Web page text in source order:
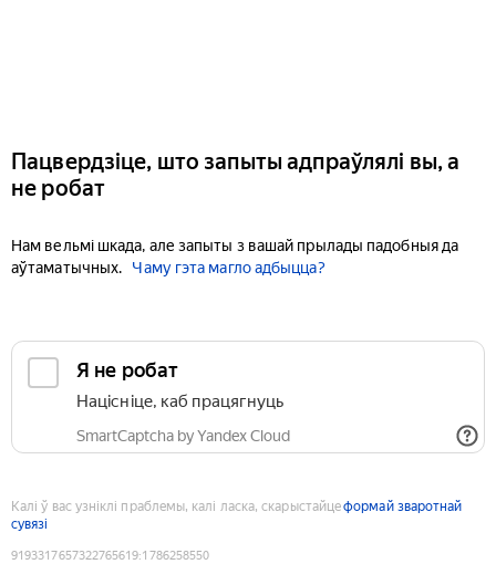
Пацвердзіце, што запыты адпраўлялі вы, а
не робат
Нам вельмі шкада, але запыты з вашай прылады падобныя да
аўтаматычных.
Чаму гэта магло адбыцца?
Я не робат
Націсніце, каб працягнуць
SmartCaptcha by Yandex Cloud
Калі ў вас узніклі праблемы, калі ласка, скарыстайцеформай зваротнай
сувязі
9193317657322765619:1786258550